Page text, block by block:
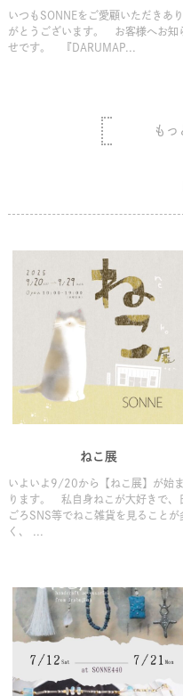
いつもSONNEをご愛顧いただきあり
がとうございます。 お客様へお知
せです。 『DARUMAP...
もっ
ねこ展
いよいよ9/20から【ねこ展】が始ま
ります。 私自身ねこが大好きで、
ごろSNS等でねこ雑貨を見ることが
く、 ...